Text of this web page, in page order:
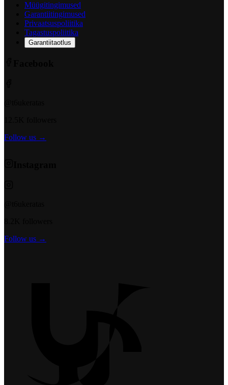
Müügitingimused
Garantiitingimused
Privaatsuspoliitika
Tagastuspoliitika
Garantiitaotlus
Follow us →
Follow us →